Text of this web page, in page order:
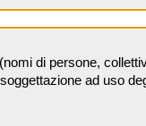
di persone,
ad uso